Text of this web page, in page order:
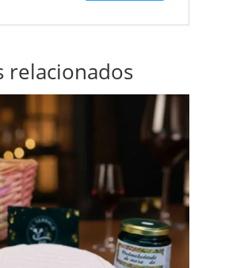
relacionados